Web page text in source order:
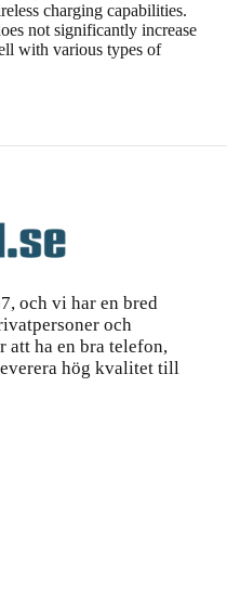
charging capabilities.
not significantly increase
with various types of
och vi har en bred
och
ha en bra telefon,
hög kvalitet till